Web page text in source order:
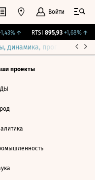
Войти
↑ RTSI 895,93 +1,68%↑
динамика, прогнозы
проекты